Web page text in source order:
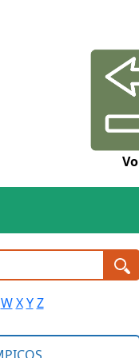
W X Y Z